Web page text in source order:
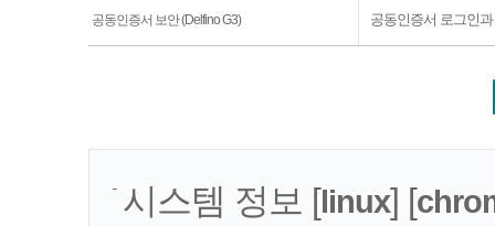
공동인증서 보안 (Delfino G3) 공동인증서 로그인
시스템 정보 [linux] [